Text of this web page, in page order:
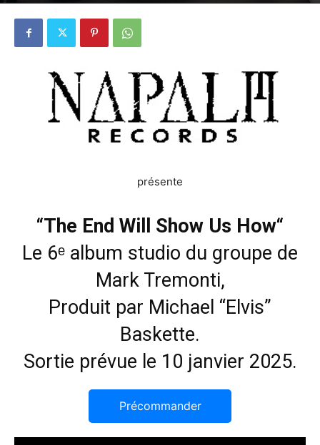
présente
“The End Will Show Us How“
Le 6ᵉ album studio du groupe de
Mark Tremonti,
Produit par Michael “Elvis”
Baskette.
Sortie prévue le 10 janvier 2025.
Précommander